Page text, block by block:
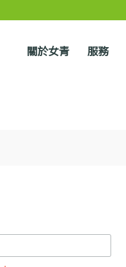
關於女青 服務